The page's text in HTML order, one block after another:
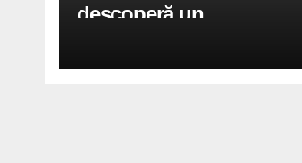
descoperă un
cum obțin firmele